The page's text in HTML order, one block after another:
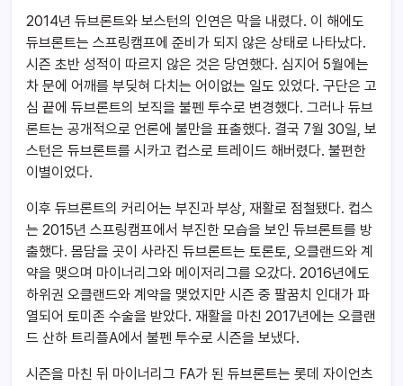
2014년 듀브론트와 보스턴의 인연은 막을 내렸다. 이 해에도
듀브론트는 스프링캠프에 준비가 되지 않은 상태로 나타났다.
시즌 초반 성적이 따르지 않은 것은 당연했다. 심지어 5월에는
차 문에 어깨를 부딪혀 다치는 어이없는 일도 있었다. 구단은 고
심 끝에 듀브론트의 보직을 불펜 투수로 변경했다. 그러나 듀브
론트는 공개적으로 언론에 불만을 표출했다. 결국 7월 30일, 보
스턴은 듀브론트를 시카고 컵스로 트레이드 해버렸다. 불편한
이별이었다.
이후 듀브론트의 커리어는 부진과 부상, 재활로 점철됐다. 컵스
는 2015년 스프링캠프에서 부진한 모습을 보인 듀브론트를 방
출했다. 몸담을 곳이 사라진 듀브론트는 토론토, 오클랜드와 계
약을 맺으며 마이너리그와 메이저리그를 오갔다. 2016년에도
하위권 오클랜드와 계약을 맺었지만 시즌 중 팔꿈치 인대가 파
열되어 토미존 수술을 받았다. 재활을 마친 2017년에는 오클랜
드 산하 트리플A에서 불펜 투수로 시즌을 보냈다.
시즌을 마친 뒤 마이너리그 FA가 된 듀브론트는 롯데 자이언츠